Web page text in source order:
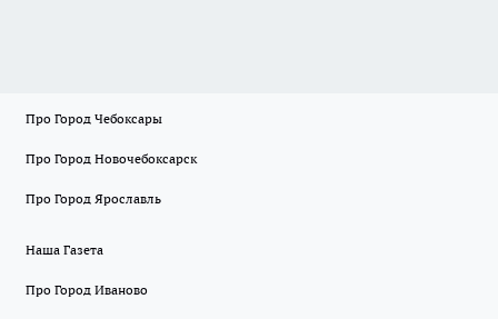
Про Город Чебоксары
Про Город Новочебоксарск
Про Город Ярославль
Наша Газета
Про Город Иваново